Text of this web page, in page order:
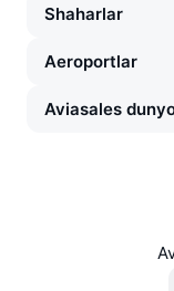
Shaharlar
Aeroportlar
Aviasales